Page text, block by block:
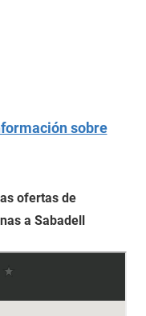
sobre
ofertas de
a Sabadell